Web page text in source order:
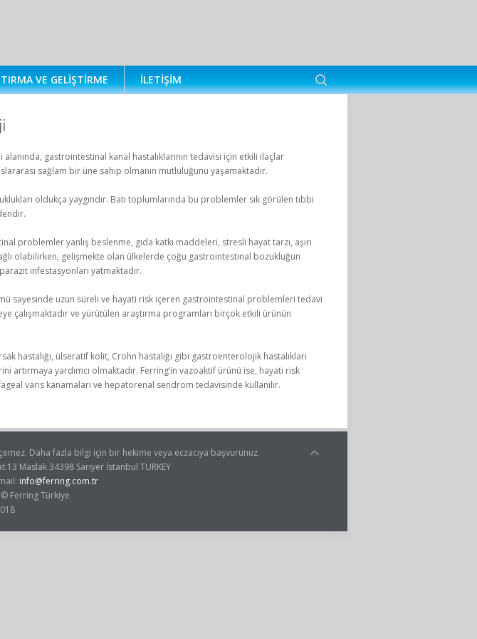
VE GELIŞTIRME İLETIŞIM
gastrointestinal kanal hastalıklarının tedavisi için etkili ilaçlar
sağlam bir üne sahip olmanın mutluluğunu yaşamaktadır.
oldukça yaygındır. Batı toplumlarında bu problemler sık görülen tıbbi
problemler yanlış beslenme, gıda katkı maddeleri, stresli hayat tarzı, aşırı
olabilirken, gelişmekte olan ülkelerde çoğu gastrointestinal bozukluğun
infestasyonları yatmaktadır.
sayesinde uzun süreli ve hayati risk içeren gastrointestinal problemleri tedavi
çalışmaktadır ve yürütülen araştırma programları birçok etkili ürünün
hastalığı, ülseratif kolit, Crohn hastalığı gibi gastroenterolojik hastalıkları
artırmaya yardımcı olmaktadır. Ferring’in vazoaktif ürünü ise, hayati risk
varis kanamaları ve hepatorenal sendrom tedavisinde kullanılır.
Daha fazla bilgi için bir hekime veya eczacıya başvurunuz.
Maslak 34398 Sarıyer İstanbul TURKEY
info@ferring.com.tr
Ferring Türkiye